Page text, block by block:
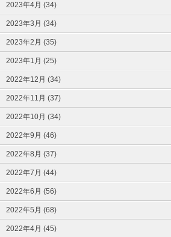
2023年4月 (34)
2023年3月 (34)
2023年2月 (35)
2023年1月 (25)
2022年12月 (34)
2022年11月 (37)
2022年10月 (34)
2022年9月 (46)
2022年8月 (37)
2022年7月 (44)
2022年6月 (56)
2022年5月 (68)
2022年4月 (45)